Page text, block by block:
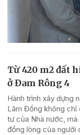
Từ 420 m2 đất
ở Đam Rông 4
Hành trình xây dựng
Lâm Đồng không chỉ
tư của Nhà nước,
đồng lòng của người